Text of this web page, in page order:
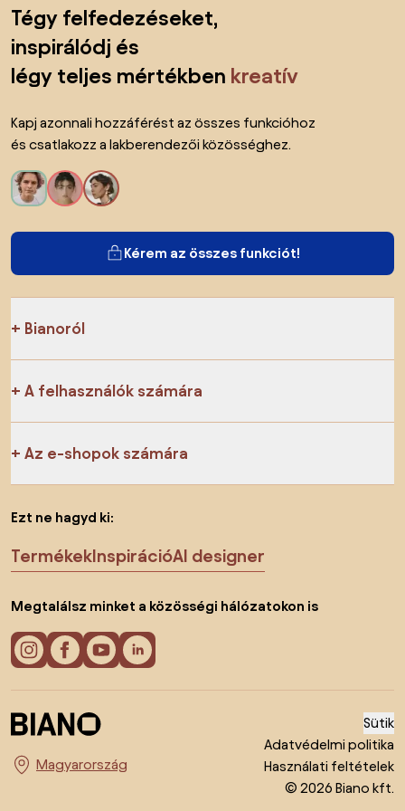
Tégy felfedezéseket,
inspirálódj és
légy teljes mértékben kreatív
Kapj azonnali hozzáférést az összes funkcióhoz
és csatlakozz a lakberendezői közösséghez.
Kérem az összes funkciót!
Bianoról
A felhasználók számára
Az e-shopok számára
Ezt ne hagyd ki:
TermékekInspirációAI designer
Megtalálsz minket a közösségi hálózatokon is
Ország megváltoztatása
Sütik
Adatvédelmi politika
Használati feltételek
© 2026 Biano kft.